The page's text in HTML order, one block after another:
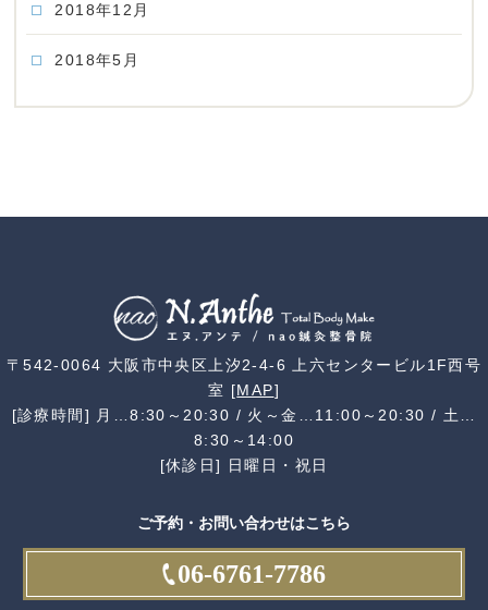
2018年12月
2018年5月
〒542-0064 大阪市中央区上汐2-4-6 上六センタービル1F西号
室 [MAP]
[診療時間] 月…8:30～20:30 / 火～金…11:00～20:30 / 土…
8:30～14:00
[休診日] 日曜日・祝日
ご予約・お問い合わせはこちら
06-6761-7786